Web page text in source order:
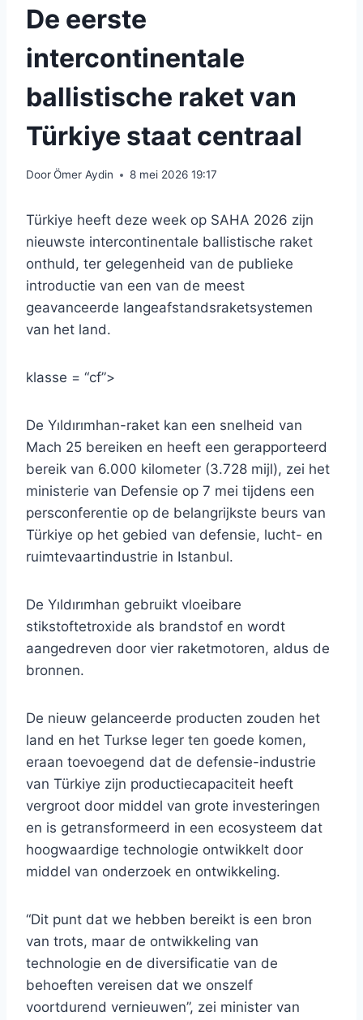
De eerste
intercontinentale
ballistische raket van
Türkiye staat centraal
DoorÖmer Aydin 8 mei 2026 19:17
Türkiye heeft deze week op SAHA 2026 zijn
nieuwste intercontinentale ballistische raket
onthuld, ter gelegenheid van de publieke
introductie van een van de meest
geavanceerde langeafstandsraketsystemen
van het land.
klasse = “cf”>
De Yıldırımhan-raket kan een snelheid van
Mach 25 bereiken en heeft een gerapporteerd
bereik van 6.000 kilometer (3.728 mijl), zei het
ministerie van Defensie op 7 mei tijdens een
persconferentie op de belangrijkste beurs van
Türkiye op het gebied van defensie, lucht- en
ruimtevaartindustrie in Istanbul.
De Yıldırımhan gebruikt vloeibare
stikstoftetroxide als brandstof en wordt
aangedreven door vier raketmotoren, aldus de
bronnen.
De nieuw gelanceerde producten zouden het
land en het Turkse leger ten goede komen,
eraan toevoegend dat de defensie-industrie
van Türkiye zijn productiecapaciteit heeft
vergroot door middel van grote investeringen
en is getransformeerd in een ecosysteem dat
hoogwaardige technologie ontwikkelt door
middel van onderzoek en ontwikkeling.
“Dit punt dat we hebben bereikt is een bron
van trots, maar de ontwikkeling van
technologie en de diversificatie van de
behoeften vereisen dat we onszelf
voortdurend vernieuwen”, zei minister van